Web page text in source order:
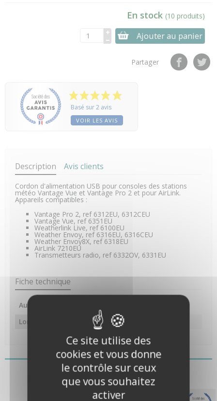
En stock (10 produits)
Ajouter au panier
Partager
Basé sur 2 avis
VOIR LES AVIS
Description Avis clients
Cordon d'alimentation USB pour consoles des stations
météo Vantage Vue et Vantage Pro 2 et pour AirLink.
Appareils compatibles :
Vantage Pro 2, ref 6312EU, 6312CEU
Vantage Vue, ref 6351EU
Weatherlink Live, ref 6100EU
Weather Envoy, ref 6316EU, 6316CEU
Weather Envoy8X, ref 6318EU
AirLink 7210EU
Transmetteurs radio, ref 6332OV, 6331EU
Fiche technique
Autres caractéristiques
Longueur
2 m
Vous pourriez aussi aimer
Ce site utilise des
cookies et vous donne
le contrôle sur ceux
que vous souhaitez
activer